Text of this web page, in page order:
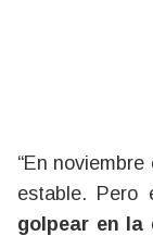
“En
estable. Pero
golpear en la